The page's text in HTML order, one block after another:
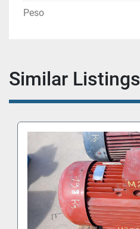
Peso
Similar Listings